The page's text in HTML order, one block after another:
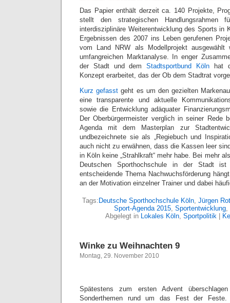
Das Papier enthält derzeit ca. 140 Projekte,
stellt den strategischen Handlungsrahmen
interdisziplinäre Weiterentwicklung des Sports in
Ergebnissen des 2007 ins Leben gerufenen
vom Land NRW als Modellprojekt ausgewählt
umfangreichen Marktanalyse. In enger
der Stadt und demStadtsportbund Köln
hat
Konzept erarbeitet, das der Ob dem Stadtrat
Kurz gefasst geht es um den gezielten
eine transparente und aktuelle
sowie die Entwicklung adäquater
Der Oberbürgermeister verglich in seiner Rede
Agenda mit dem Masterplan zur
undbezeichnete sie als „Regiebuch und
auch nicht zu erwähnen, dass die Kassen leer
in Köln keine „Strahlkraft“ mehr habe. Bei mehr
Deutschen Sporthochschule in der Stadt
entscheidende Thema Nachwuchsförderung
an der Motivation einzelner Trainer und dabei
Tags: Deutsche Sporthochschule Köln, Jürgen
Sport-Agenda 2015, Sportentwicklung,
Abgelegt in Lokales Köln, Sportpolitik
Winke zu Weihnachten 9
Montag, 29. November 2010
Spätestens zum ersten Advent
Sonderthemen rund um das Fest der Feste.